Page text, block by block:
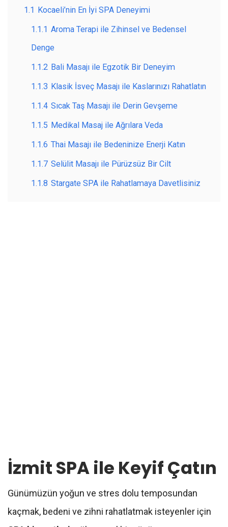
1.1 Kocaeli’nin En İyi SPA Deneyimi
1.1.1 Aroma Terapi ile Zihinsel ve Bedensel
Denge
1.1.2 Bali Masajı ile Egzotik Bir Deneyim
1.1.3 Klasik İsveç Masajı ile Kaslarınızı Rahatlatın
1.1.4 Sıcak Taş Masajı ile Derin Gevşeme
1.1.5 Medikal Masaj ile Ağrılara Veda
1.1.6 Thai Masajı ile Bedeninize Enerji Katın
1.1.7 Selülit Masajı ile Pürüzsüz Bir Cilt
1.1.8 Stargate SPA ile Rahatlamaya Davetlisiniz
İzmit SPA ile Keyif Çatın
Günümüzün yoğun ve stres dolu temposundan
kaçmak, bedeni ve zihni rahatlatmak isteyenler için